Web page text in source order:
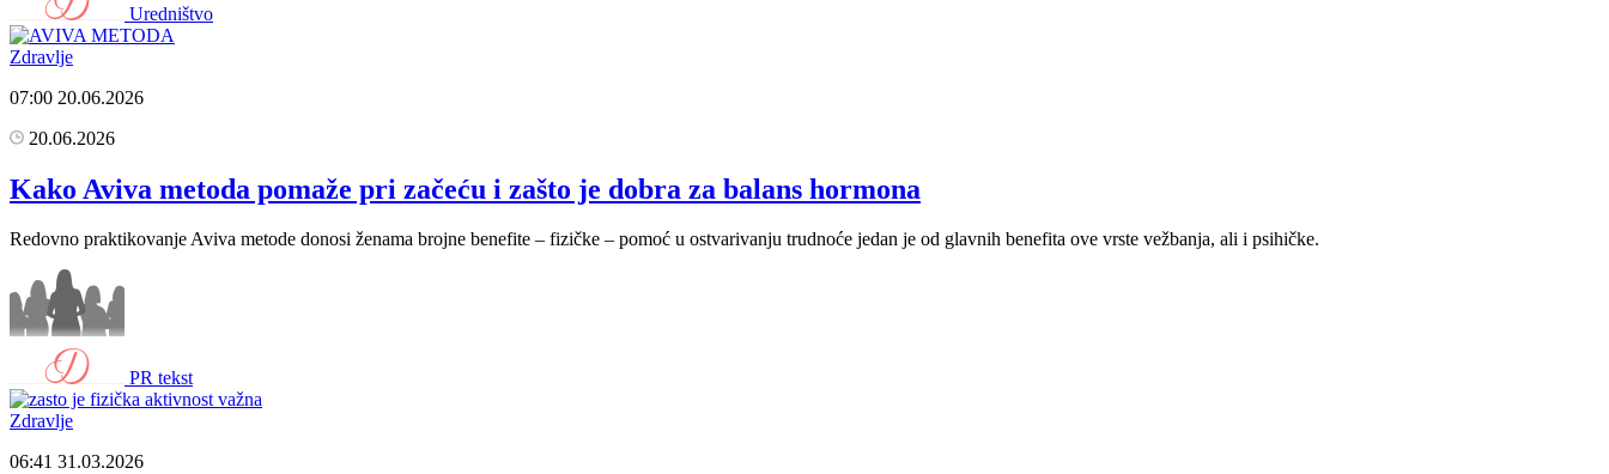
Uredništvo
Zdravlje
07:00 20.06.2026
20.06.2026
Kako Aviva metoda pomaže pri začeću i zašto je dobra za balans hormona
Redovno praktikovanje Aviva metode donosi ženama brojne benefite – fizičke – pomoć u ostvarivanju trudnoće jedan je od glavnih benefita ove vrste vežbanja, ali i psihičke.
PR tekst
Zdravlje
06:41 31.03.2026